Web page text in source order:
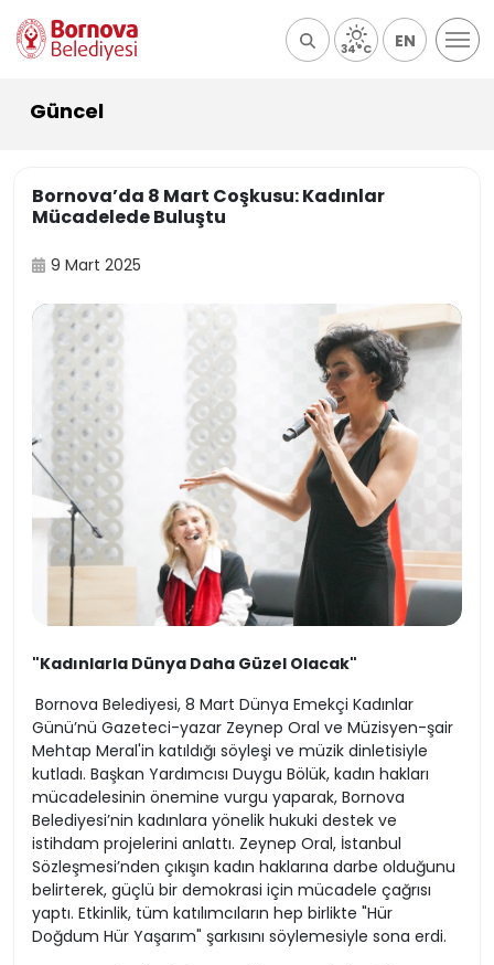
34°C EN
Güncel
Bornova’da 8 Mart Coşkusu: Kadınlar
Mücadelede Buluştu
9 Mart 2025
"Kadınlarla Dünya Daha Güzel Olacak"
Bornova Belediyesi, 8 Mart Dünya Emekçi Kadınlar
Günü’nü Gazeteci-yazar Zeynep Oral ve Müzisyen-şair
Mehtap Meral'in katıldığı söyleşi ve müzik dinletisiyle
kutladı. Başkan Yardımcısı Duygu Bölük, kadın hakları
mücadelesinin önemine vurgu yaparak, Bornova
Belediyesi’nin kadınlara yönelik hukuki destek ve
istihdam projelerini anlattı. Zeynep Oral, İstanbul
Sözleşmesi’nden çıkışın kadın haklarına darbe olduğunu
belirterek, güçlü bir demokrasi için mücadele çağrısı
yaptı. Etkinlik, tüm katılımcıların hep birlikte "Hür
Doğdum Hür Yaşarım" şarkısını söylemesiyle sona erdi.